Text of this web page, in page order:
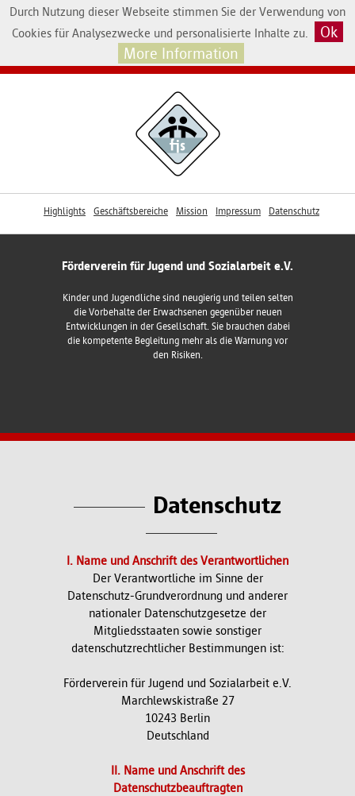
Durch Nutzung dieser Webseite stimmen Sie der Verwendung von
Cookies für Analysezwecke und personalisierte Inhalte zu.
Ok
More Information
Highlights Geschäftsbereiche Mission Impressum Datenschutz
Förderverein für Jugend und Sozialarbeit e.V.
Kinder und Jugendliche sind neugierig und teilen selten
die Vorbehalte der Erwachsenen gegenüber neuen
Entwicklungen in der Gesellschaft. Sie brauchen dabei
die kompetente Begleitung mehr als die Warnung vor
den Risiken.
Datenschutz
I. Name und Anschrift des Verantwortlichen
Der Verantwortliche im Sinne der
Datenschutz-Grundverordnung und anderer
nationaler Datenschutzgesetze der
Mitgliedsstaaten sowie sonstiger
datenschutzrechtlicher Bestimmungen ist:
Förderverein für Jugend und Sozialarbeit e.V.
Marchlewskistraße 27
10243 Berlin
Deutschland
II. Name und Anschrift des
Datenschutzbeauftragten